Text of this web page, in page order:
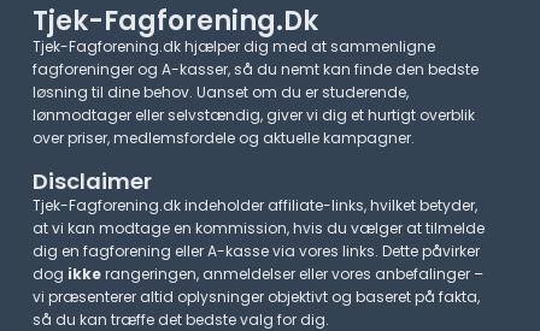
Tjek-Fagforening.dk
Tjek-Fagforening.dk hjælper dig med at sammenligne
fagforeninger og A-kasser, så du nemt kan finde den bedste
løsning til dine behov. Uanset om du er studerende,
lønmodtager eller selvstændig, giver vi dig et hurtigt overblik
over priser, medlemsfordele og aktuelle kampagner.​
Disclaimer
Tjek-Fagforening.dk indeholder affiliate-links, hvilket betyder,
at vi kan modtage en kommission, hvis du vælger at tilmelde
dig en fagforening eller A-kasse via vores links. Dette påvirker
dog ikkerangeringen, anmeldelser eller vores anbefalinger –
vi præsenterer altid oplysninger objektivt og baseret på fakta,
så du kan træffe det bedste valg for dig.